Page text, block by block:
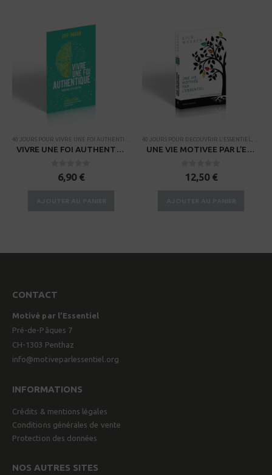
GROUPES, THÈMES BIBLIQUES CAMPAGNES,PROCESSUS DE FORMATION DE
VIVRE UNE FOI AUTHENTIQUE – Guide d’étude
sur 5
6,90 €
40 JOURS POUR DECOUVRIR L'ESSENTIEL
UNE VIE MOTIVEE PAR L’ESSENTIEL – Version campagne
sur 5
12,50 €
CONTACT
Motivé par l’Essentiel
Pré-de-Pâques 7
CH-1303 Penthaz
info@motiveparlessentiel.org
INFORMATIONS
Crédits & mentions légales
Conditions générales de vente
Protection des données
NOS AUTRES SITES